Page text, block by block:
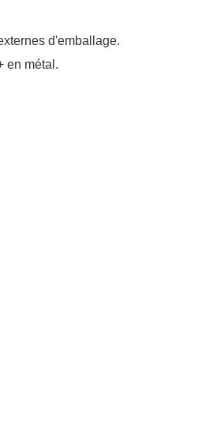
d'emballage.
en métal.